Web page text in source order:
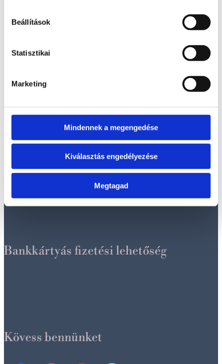
Beállítások
Statisztikai
Marketing
Mindennek a megengedése
Kiválasztás engedélyezése
Megtagad
E-mail:
Tel. (09:00 – 17:00h):
Információk
Adatvédelmi és adatkezelési szabályzat
Általános szerződési feltételek
Bankkártyás fizetési lehetőség
Kövess bennünket